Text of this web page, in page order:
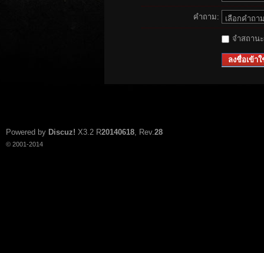
คำถาม:
จำสถาน
ลงชื่อเข้าใ
Powered by Discuz! X3.2 R20140618, Rev.28
© 2001-2014